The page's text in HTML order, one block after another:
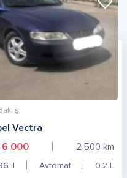
Bakı ş.
Vectra
6 000
2 500 km
il Avtomat 0.2 L